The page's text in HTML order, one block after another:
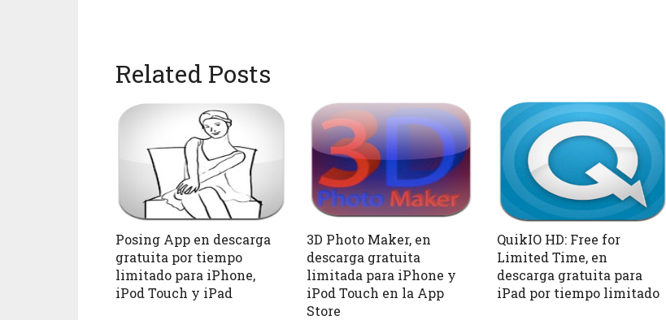
Related Posts
Posing App en descarga
gratuita por tiempo
limitado para iPhone,
iPod Touch y iPad
3D Photo Maker, en
descarga gratuita
limitada para iPhone y
iPod Touch en la App
Store
QuikIO HD: Free for
Limited Time, en
descarga gratuita para
iPad por tiempo limitado